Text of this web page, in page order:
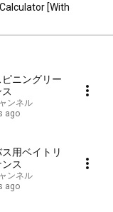
[With
ピニングリー
ンネル
ago
ス用ベイトリ
ス
ンネル
ago